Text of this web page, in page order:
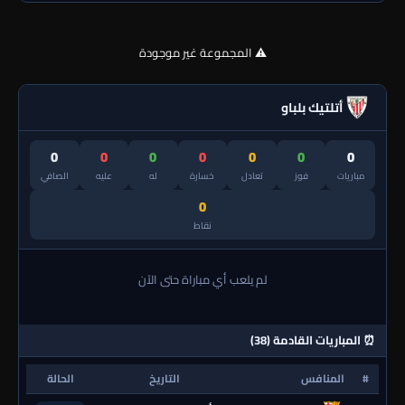
⚠️ المجموعة غير موجودة
أتلتيك بلباو
0
مباريات
0
فوز
0
تعادل
0
خسارة
0
له
0
عليه
0
الصافي
0
نقاط
لم يلعب أي مباراة حتى الآن
⏰ المباريات القادمة (38)
# المنافس التاريخ
الحالة